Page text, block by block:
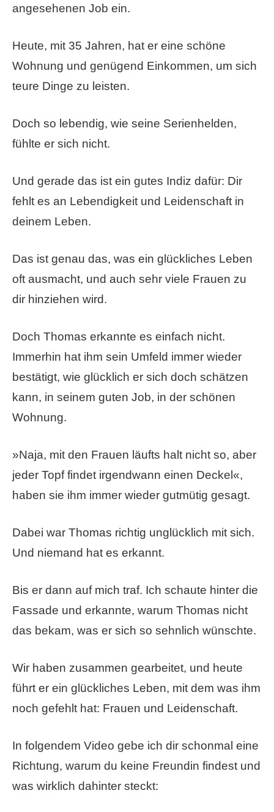
angesehenen Job ein.
Heute, mit 35 Jahren, hat er eine schöne
Wohnung und genügend Einkommen, um sich
teure Dinge zu leisten.
Doch so lebendig, wie seine Serienhelden,
fühlte er sich nicht.
Und gerade das ist ein gutes Indiz dafür: Dir
fehlt es an Lebendigkeit und Leidenschaft in
deinem Leben.
Das ist genau das, was ein glückliches Leben
oft ausmacht, und auch sehr viele Frauen zu
dir hinziehen wird.
Doch Thomas erkannte es einfach nicht.
Immerhin hat ihm sein Umfeld immer wieder
bestätigt, wie glücklich er sich doch schätzen
kann, in seinem guten Job, in der schönen
Wohnung.
»Naja, mit den Frauen läufts halt nicht so, aber
jeder Topf findet irgendwann einen Deckel«,
haben sie ihm immer wieder gutmütig gesagt.
Dabei war Thomas richtig unglücklich mit sich.
Und niemand hat es erkannt.
Bis er dann auf mich traf. Ich schaute hinter die
Fassade und erkannte, warum Thomas nicht
das bekam, was er sich so sehnlich wünschte.
Wir haben zusammen gearbeitet, und heute
führt er ein glückliches Leben, mit dem was ihm
noch gefehlt hat: Frauen und Leidenschaft.
In folgendem Video gebe ich dir schonmal eine
Richtung, warum du keine Freundin findest und
was wirklich dahinter steckt: